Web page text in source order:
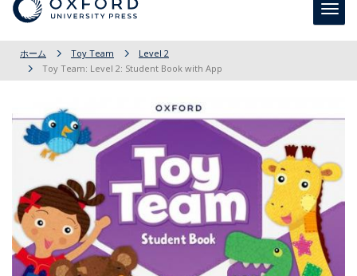
ホーム Toy Team
Level 2
Toy Team: Level 2: Student Book with App